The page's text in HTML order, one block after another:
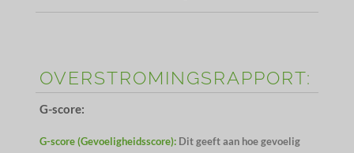
OVERSTROMINGSRAPPORT:
G-score:
G-score (Gevoeligheidsscore): Dit geeft aan hoe gevoelig